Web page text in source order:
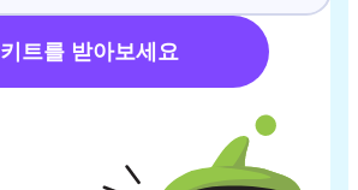
키트를 받아보세요